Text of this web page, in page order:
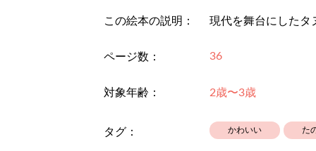
この絵本の説明： 現代を舞台にしたタ
ページ数： 36
対象年齢： 2歳〜3歳
タグ： かわいい た